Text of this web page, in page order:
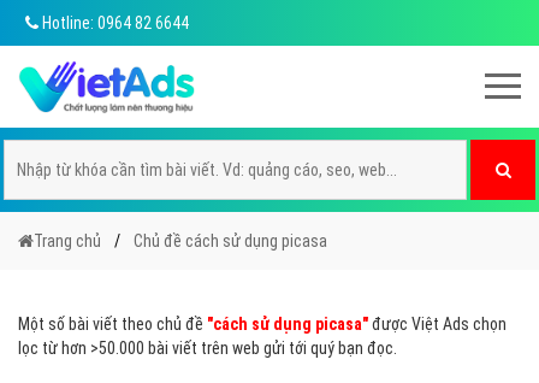
Hotline: 0964 82 6644
Trang chủ Chủ đề cách sử dụng picasa
Một số bài viết theo chủ đề "cách sử dụng picasa"được Việt Ads chọn
lọc từ hơn >50.000 bài viết trên web gửi tới quý bạn đọc.